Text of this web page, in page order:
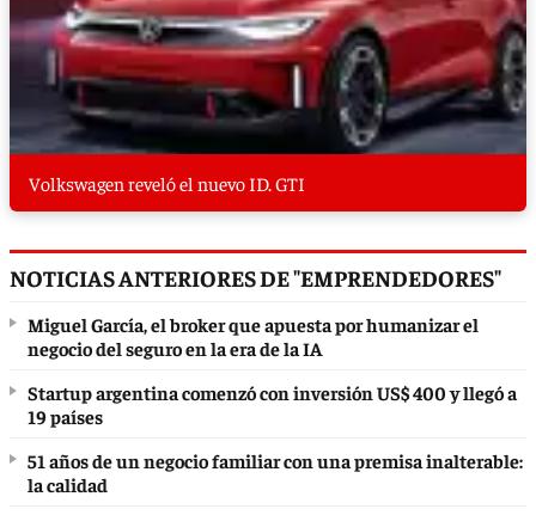
Volkswagen reveló el nuevo ID. GTI
NOTICIAS ANTERIORES DE "EMPRENDEDORES"
Miguel García, el broker que apuesta por humanizar el
negocio del seguro en la era de la IA
Startup argentina comenzó con inversión US$ 400 y llegó a
19 países
51 años de un negocio familiar con una premisa inalterable:
la calidad